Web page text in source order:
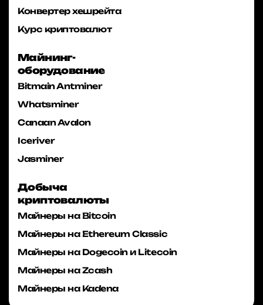
Конвертер хешрейта
Курс криптовалют
Майнинг-
оборудование
Bitmain Antminer
Whatsminer
Canaan Avalon
Iceriver
Jasminer
Добыча
криптовалюты
Майнеры на Bitcoin
Майнеры на Ethereum Classic
Майнеры на Dogecoin и Litecoin
Майнеры на Zcash
Майнеры на Kadena